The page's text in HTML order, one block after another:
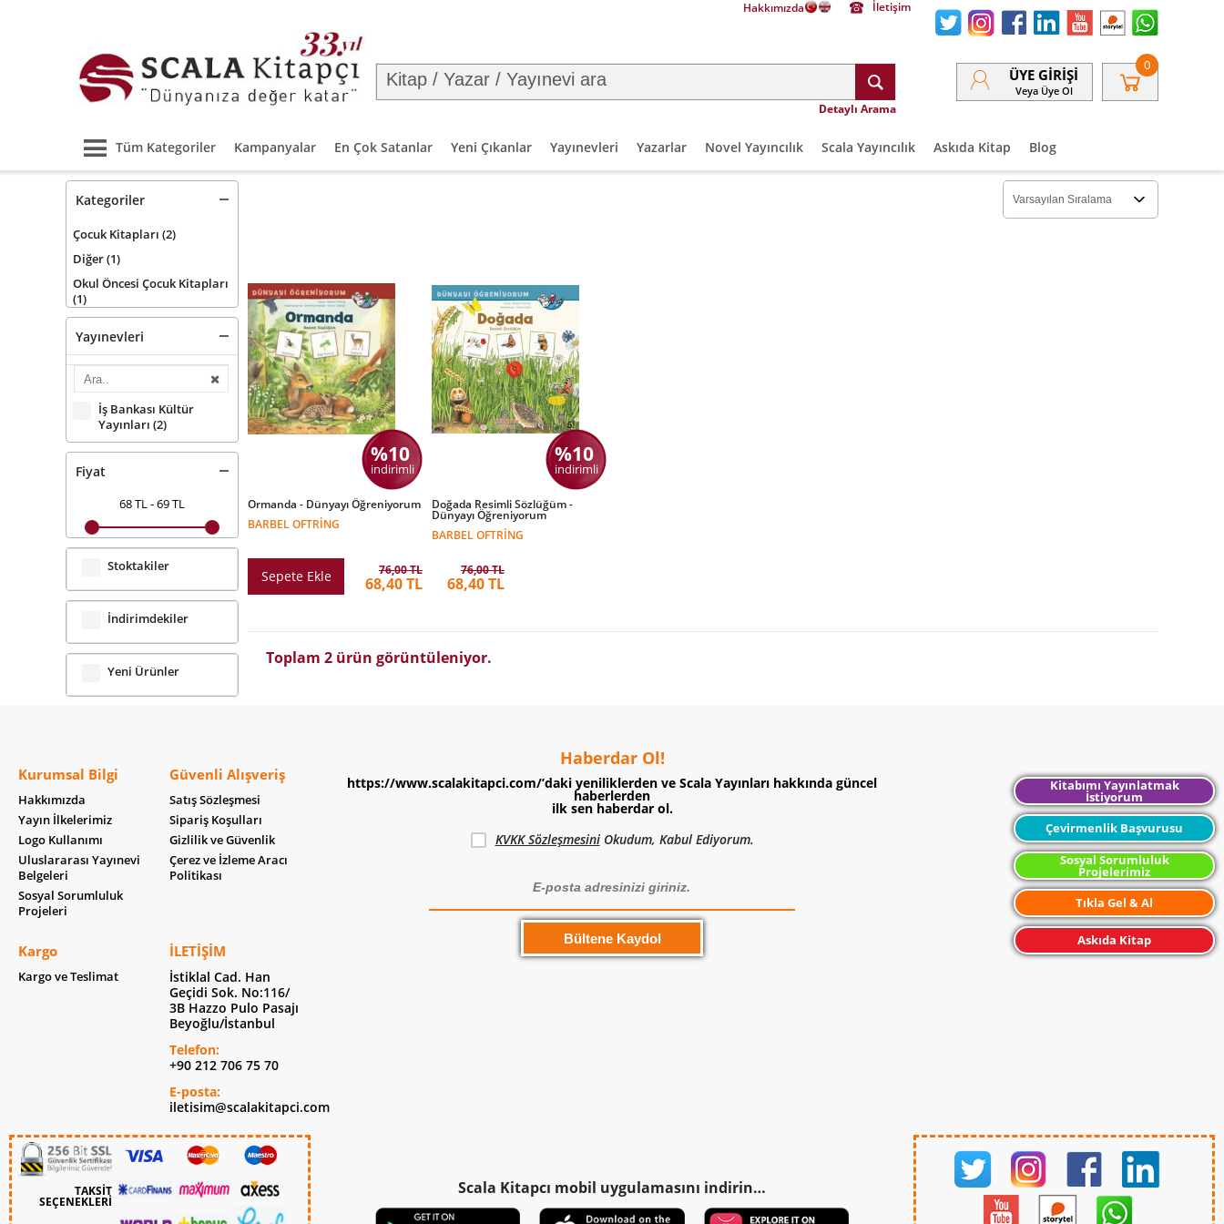
Hakkımızda İletişim
Detaylı Arama
ÜYE GIRIŞI
Veya Üye Ol
0
Tüm Kategoriler Kampanyalar En Çok Satanlar Yeni Çıkanlar Yayınevleri Yazarlar Novel Yayıncılık Scala Yayıncılık Askıda Kitap Blog
Kategoriler
Çocuk Kitapları (2)
Diğer(1)
Okul Öncesi Çocuk Kitapları
(1)
Yayınevleri
İş Bankası Kültür
Yayınları (2)
Fiyat
68 TL-69 TL
Stoktakiler
İndirimdekiler
Yeni Ürünler
%10
indirimli
Ormanda - Dünyayı Öğreniyorum
BARBEL OFTRING
Sepete Ekle 76,00 TL
68,40 TL
%10
indirimli
Doğada Resimli Sözlüğüm -
Dünyayı Öğreniyorum
BARBEL OFTRING
76,00 TL
68,40 TL
Toplam 2 ürün görüntüleniyor.
Kurumsal Bilgi
Hakkımızda
Yayın İlkelerimiz
Logo Kullanımı
Uluslararası Yayınevi
Belgeleri
Sosyal Sorumluluk
Projeleri
Güvenli Alışveriş
Satış Sözleşmesi
Sipariş Koşulları
Gizlilik ve Güvenlik
Çerez ve İzleme Aracı
Politikası
Kargo
Kargo ve Teslimat
İLETIŞIM
İstiklal Cad. Han
Geçidi Sok. No:116/
3B Hazzo Pulo Pasajı
Beyoğlu/İstanbul
Telefon:
+90 212 706 75 70
E-posta:
iletisim@scalakitapci.com
TAKSİT
SEÇENEKLERİ
Haberdar Ol!
https://www.scalakitapci.com/’daki yeniliklerden ve Scala Yayınları hakkında güncel
haberlerden
ilk sen haberdar ol.
KVKK SözleşmesiniOkudum, Kabul Ediyorum.
Scala Kitapcı mobil uygulamasını indirin…
Kitabımı Yayınlatmak
İstiyorum
Çevirmenlik Başvurusu
Sosyal Sorumluluk
Projelerimiz
Tıkla Gel & Al
Askıda Kitap